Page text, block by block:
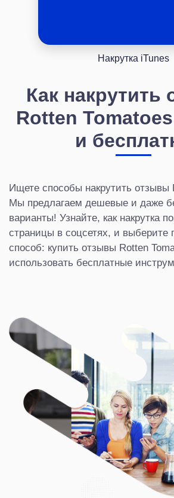
Накрутка iTunes
Как накрутить
Rotten
и
Ищете способы накрутить отзывы
Мы предлагаем дешевые и даже
варианты! Узнайте, как накрутка
страницы в соцсетях, и выберите
способ: купить отзывы Rotten
использовать бесплатные